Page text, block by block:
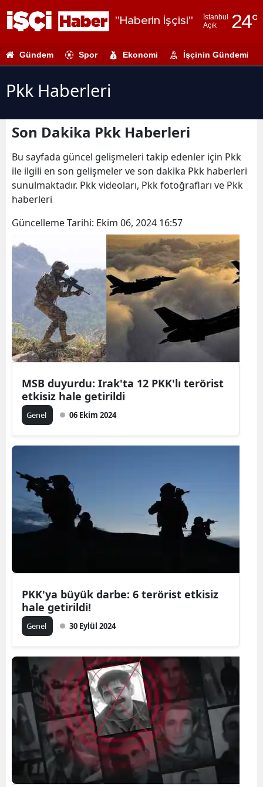
"Haberin İşçisi"
İstanbul
Açık
24°
Adıyaman
Ankara
Antalya
Balıkesir
Bilecik
Bingöl
Çankırı
Diyarbakır
Edirne
Giresun
Gümüşhane
Hakkari
Hatay
Isparta
Gündem Spor Ekonomi İşçinin Gündemi
Pkk Haberleri
Son Dakika Pkk Haberleri
Bu sayfada güncel gelişmeleri takip edenler için Pkk
ile ilgili en son gelişmeler ve son dakika Pkk haberleri
sunulmaktadır. Pkk videoları, Pkk fotoğrafları ve Pkk
haberleri
Güncelleme Tarihi: Ekim 06, 2024 16:57
MSB duyurdu: Irak'ta 12 PKK'lı terörist
etkisiz hale getirildi
Genel 06 Ekim 2024
PKK'ya büyük darbe: 6 terörist etkisiz
hale getirildi!
Genel 30 Eylül 2024